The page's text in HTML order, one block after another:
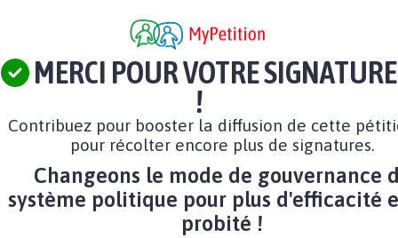
MERCI POUR VOTRE SIGNATURE
!
Contribuez pour booster la diffusion de cette
pour récolter encore plus de signatures.
Changeons le mode de gouvernance
système politique pour plus d'efficacité
probité !